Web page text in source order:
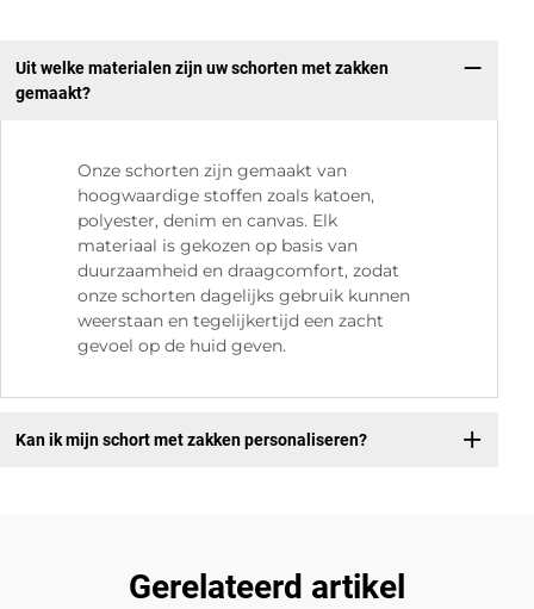
Uit welke materialen zijn uw schorten met zakken
gemaakt?
Onze schorten zijn gemaakt van
hoogwaardige stoffen zoals katoen,
polyester, denim en canvas. Elk
materiaal is gekozen op basis van
duurzaamheid en draagcomfort, zodat
onze schorten dagelijks gebruik kunnen
weerstaan en tegelijkertijd een zacht
gevoel op de huid geven.
Kan ik mijn schort met zakken personaliseren?
Gerelateerd artikel